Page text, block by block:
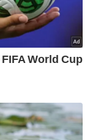
satu
bersama
tetapi